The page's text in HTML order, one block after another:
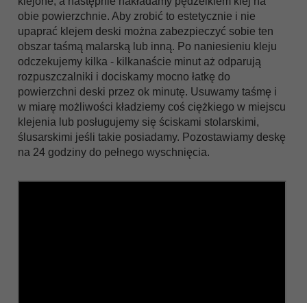
obie powierzchnie. Aby zrobić to estetycznie i nie
upaprać klejem deski można zabezpieczyć sobie ten
obszar taśmą malarską lub inną. Po naniesieniu kleju
odczekujemy kilka - kilkanaście minut aż odparują
rozpuszczalniki i dociskamy mocno łatkę do
powierzchni deski przez ok minutę. Usuwamy taśmę i
w miarę możliwości kładziemy coś ciężkiego w miejscu
klejenia lub posługujemy się ściskami stolarskimi,
ślusarskimi jeśli takie posiadamy. Pozostawiamy deskę
na 24 godziny do pełnego wyschnięcia.